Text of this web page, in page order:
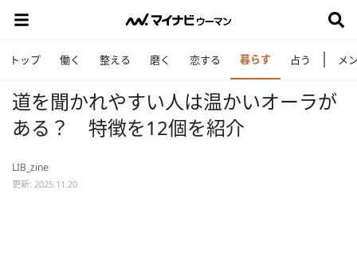
トップ 働く 整える 磨く 恋する 暮らす 占う メ
道を聞かれやすい人は温かいオーラが
ある？ 特徴を12個を紹介
LIB_zine
更新: 2025.11.20